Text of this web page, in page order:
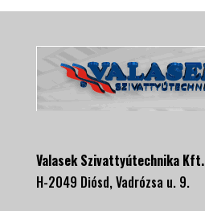
Valasek Szivattyútechnika Kft.
H-2049 Diósd, Vadrózsa u. 9.